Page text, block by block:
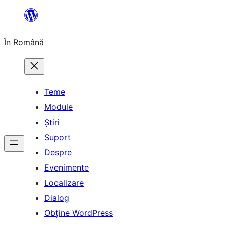
conținut
În Română
Teme
Module
Știri
Suport
Despre
Evenimente
Localizare
Dialog
Obține WordPress